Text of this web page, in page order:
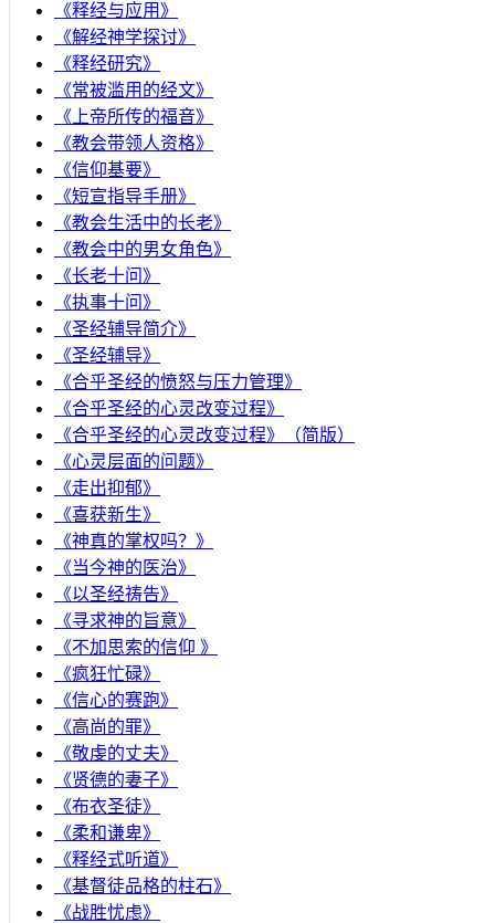
《释经与应用》
《解经神学探讨》
《释经研究》
《常被滥用的经文》
《上帝所传的福音》
《教会带领人资格》
《信仰基要》
《短宣指导手册》
《教会生活中的长老》
《教会中的男女角色》
《长老十问》
《执事十问》
《圣经辅导简介》
《圣经辅导》
​《合乎圣经的愤怒与压力管理》
《合乎圣经的心灵改变过程》
《合乎圣经的心灵改变过程》（简版）
《心灵层面的问题》
《走出抑郁》
《喜获新生》
《神真的掌权吗？》
《当今神的医治》
《以圣经祷告》
《寻求神的旨意》
《不加思索的信仰 》
《疯狂忙碌》
《信心的赛跑》
《高尚的罪》
《敬虔的丈夫》
《贤德的妻子》
《布衣圣徒》
《柔和谦卑》
《释经式听道》
《基督徒品格的柱石》
《战胜忧虑》